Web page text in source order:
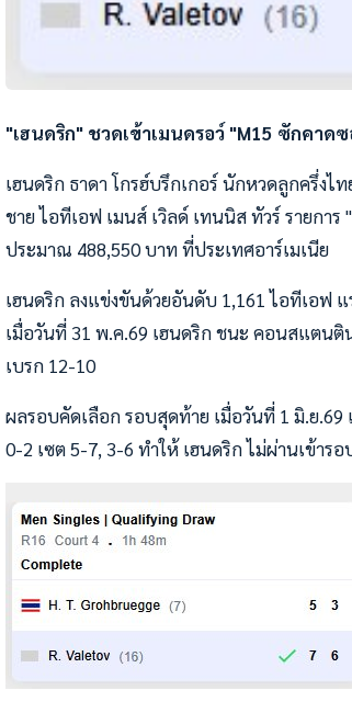
"เฮนดริก" ชวดเข้าเมนดรอว์ "M15 ซักคาด
เฮนดริก ธาดา โกรฮ์บรึกเกอร์ นักหวดลูกครึ่ง
ชาย ไอทีเอฟ เมนส์ เวิลด์ เทนนิส ทัวร์ รายกา
ประมาณ 488,550 บาท ที่ประเทศอาร์เมเนีย
เฮนดริก ลงแข่งขันด้วยอันดับ 1,161 ไอทีเอฟ
เมื่อวันที่ 31 พ.ค.69 เฮนดริก ชนะ คอนสแตนติ
เบรก 12-10
ผลรอบคัดเลือก รอบสุดท้าย เมื่อวันที่ 1 มิ.ย.69
0-2 เซต 5-7, 3-6 ทำให้ เฮนดริก ไม่ผ่านเข้ารอ